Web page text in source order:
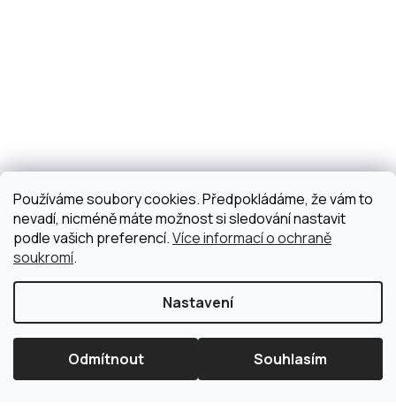
Používáme soubory cookies. Předpokládáme, že vám to
nevadí, nicméně máte možnost si sledování nastavit
podle vašich preferencí.Více informací o ochraně
soukromí.
Nastavení
Odmítnout Souhlasím